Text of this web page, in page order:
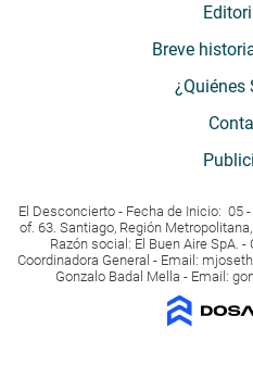
Breve
¿Quiénes
El Desconcierto - Fecha de Inicio: 05
of. 63. Santiago, Región
Razón social: El Buen Aire SpA.
Coordinadora General - Email:
Gonzalo Badal Mella - Email: